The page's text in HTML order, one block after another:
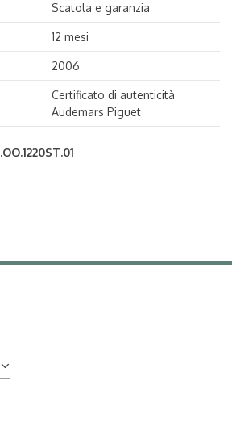
Scatola e garanzia
12 mesi
2006
Certificato di autenticità
Audemars Piguet